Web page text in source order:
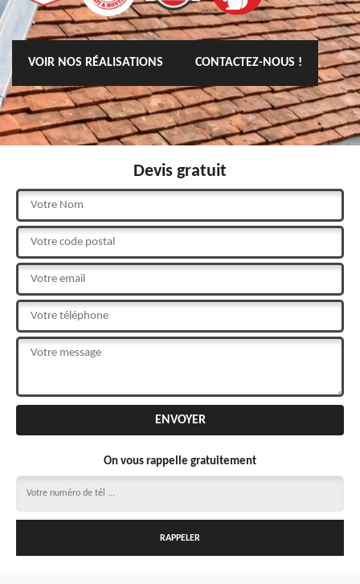
VOIR NOS RÉALISATIONS CONTACTEZ-NOUS !
Devis gratuit
On vous rappelle gratuitement